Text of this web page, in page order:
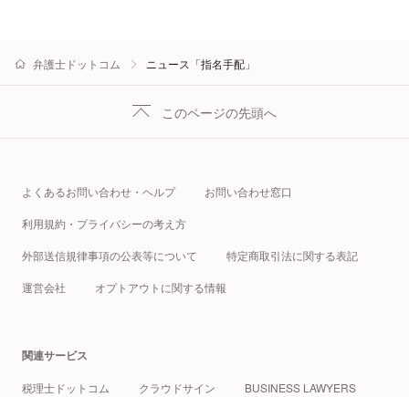
弁護士ドットコム ニュース「指名手配」
このページの先頭へ
よくあるお問い合わせ・ヘルプ お問い合わせ窓口
利用規約・プライバシーの考え方
外部送信規律事項の公表等について 特定商取引法に関する表記
運営会社 オプトアウトに関する情報
関連サービス
税理士ドットコム クラウドサイン BUSINESS LAWYERS